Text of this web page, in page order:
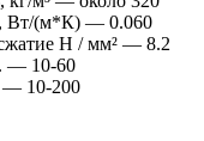
Вт/(м*К) — 0.060
Н / мм² — 8.2
— 10-60
— 10-200